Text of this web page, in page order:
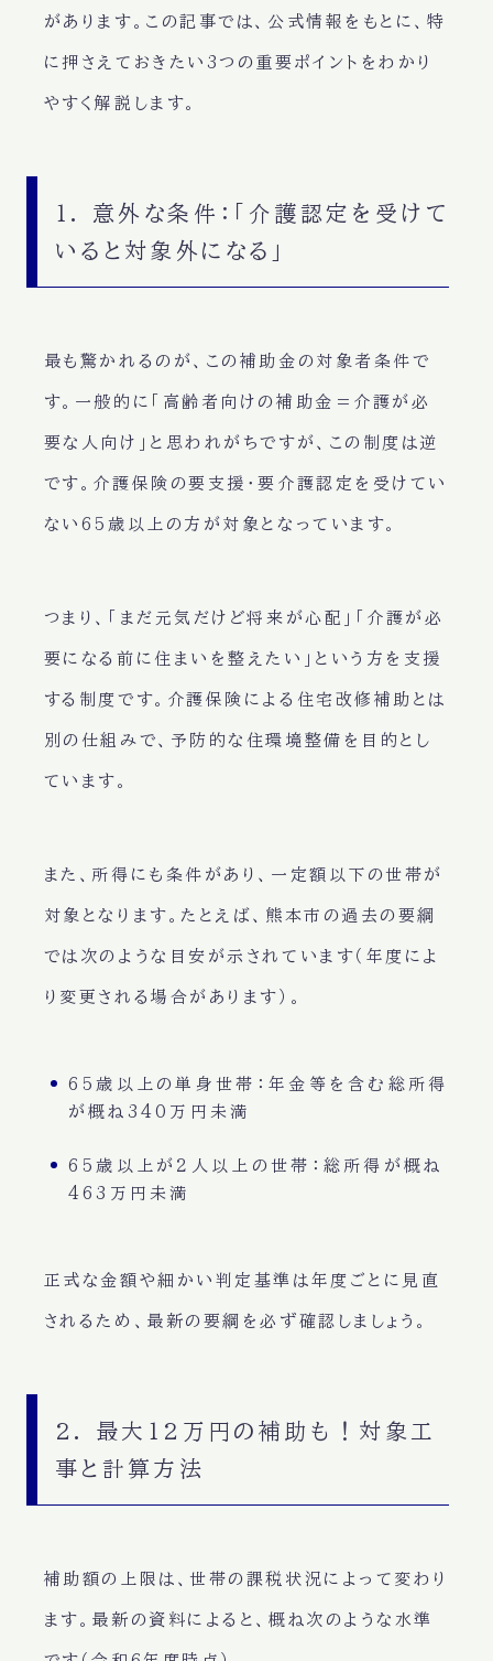
があります。この記事では、公式情報をもとに、特
に押さえておきたい3つの重要ポイントをわかり
やすく解説します。
1. 意外な条件：「介護認定を受けて
いると対象外になる」
最も驚かれるのが、この補助金の対象者条件で
す。一般的に「高齢者向けの補助金＝介護が必
要な人向け」と思われがちですが、この制度は逆
です。 介護保険の要支援・要介護認定を受けてい
ない65歳以上の方 が対象となっています。
つまり、「まだ元気だけど将来が心配」「介護が必
要になる前に住まいを整えたい」という方を支援
する制度です。介護保険による住宅改修補助とは
別の仕組みで、 予防的な住環境整備 を目的とし
ています。
また、所得にも条件があり、一定額以下の世帯が
対象となります。たとえば、熊本市の過去の要綱
では次のような目安が示されています（年度によ
り変更される場合があります）。
65歳以上の単身世帯：年金等を含む総所得
が概ね340万円未満
65歳以上が2人以上の世帯：総所得が概ね
463万円未満
正式な金額や細かい判定基準は年度ごとに見直
されるため、最新の要綱を必ず確認しましょう。
2. 最大12万円の補助も！対象工
事と計算方法
補助額の上限は、世帯の課税状況によって変わり
ます。最新の資料によると、概ね次のような水準